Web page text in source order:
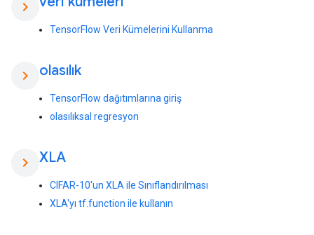
chevron_right
TensorFlow Veri Kümelerini Kullanma
chevron_right olasılık
TensorFlow dağıtımlarına giriş
olasılıksal regresyon
chevron_right XLA
CIFAR-10'un XLA ile Sınıflandırılması
XLA'yı tf.function ile kullanın